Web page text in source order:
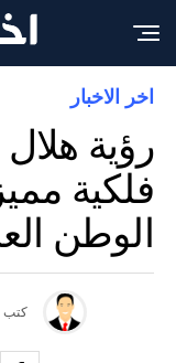
اخر الاخبار
فلكية
الوطن
كتب